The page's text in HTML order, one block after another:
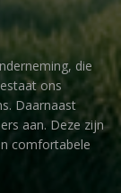
die
ons
Daarnaast
aan. Deze zijn
comfortabele